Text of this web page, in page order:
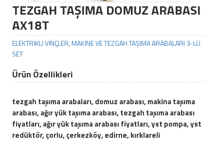
TEZGAH TAŞIMA DOMUZ ARABASI
AX18T
ELEKTRİKLİ VİNÇLER,MAKİNE VE TEZGAH TAŞIMA ARABALARI 3-LÜ
SET
Ürün Özellikleri
tezgah taşıma arabaları, domuz arabası, makina taşıma
arabası, ağır yük taşıma arabası, tezgah taşıma arabası
fiyatları, ağır yük taşıma arabası fiyatları, yst pompa, yst
redüktör, çorlu, çerkezköy, edirne, kırklareli